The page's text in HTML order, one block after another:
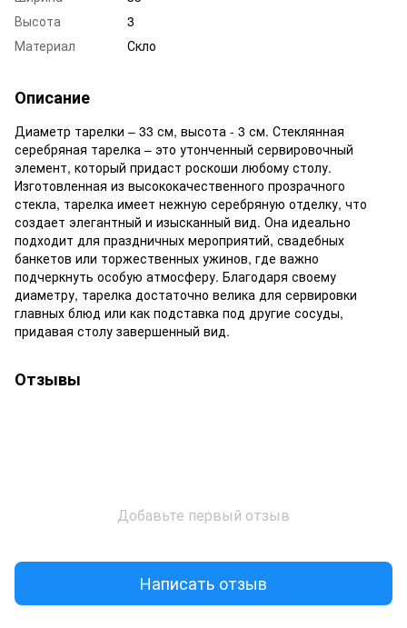
Высота
3
Материал
Скло
Описание
Диаметр тарелки – 33 см, высота - 3 см. Стеклянная
серебряная тарелка – это утонченный сервировочный
элемент, который придаст роскоши любому столу.
Изготовленная из высококачественного прозрачного
стекла, тарелка имеет нежную серебряную отделку, что
создает элегантный и изысканный вид. Она идеально
подходит для праздничных мероприятий, свадебных
банкетов или торжественных ужинов, где важно
подчеркнуть особую атмосферу. Благодаря своему
диаметру, тарелка достаточно велика для сервировки
главных блюд или как подставка под другие сосуды,
придавая столу завершенный вид.
Отзывы
Добавьте первый отзыв
Написать отзыв